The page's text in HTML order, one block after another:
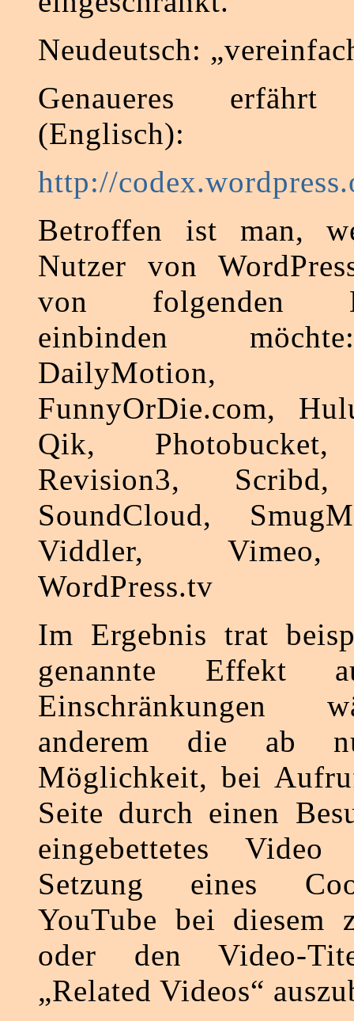
Neudeutsch:
Genaueres
(Englisch):
http://
Betroffen ist man,
Nutzer von
von folgenden
einbinden
FunnyOrDie.com,
Qik, Photobucket,
Revision3, Scribd,
SoundCloud,
Viddler, Vimeo,
WordPress.tv
Im Ergebnis trat
genannte Effekt
Einschränkungen
anderem die ab
Möglichkeit, bei
Seite durch einen
eingebettetes
Setzung eines
YouTube bei diesem
oder den Video-
„Related Videos“